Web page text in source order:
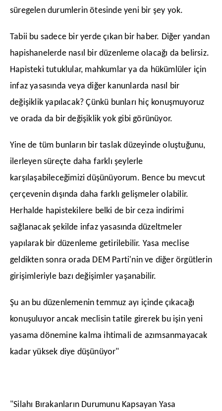
süregelen durumlerin ötesinde yeni bir şey yok.
​Tabii bu sadece bir yerde çıkan bir haber. Diğer yandan
hapishanelerde nasıl bir düzenleme olacağı da belirsiz.
Hapisteki tutuklular, mahkumlar ya da hükümlüler için
infaz yasasında veya diğer kanunlarda nasıl bir
değişiklik yapılacak? Çünkü bunları hiç konuşmuyoruz
ve orada da bir değişiklik yok gibi görünüyor.
​Yine de tüm bunların bir taslak düzeyinde oluştuğunu,
ilerleyen süreçte daha farklı şeylerle
karşılaşabileceğimizi düşünüyorum. Bence bu mevcut
çerçevenin dışında daha farklı gelişmeler olabilir.
Herhalde hapistekilere belki de bir ceza indirimi
sağlanacak şekilde infaz yasasında düzeltmeler
yapılarak bir düzenleme getirilebilir. Yasa meclise
geldikten sonra orada DEM Parti'nin ve diğer örgütlerin
girişimleriyle bazı değişimler yaşanabilir.
​Şu an bu düzenlemenin temmuz ayı içinde çıkacağı
konuşuluyor ancak meclisin tatile girerek bu işin yeni
yasama dönemine kalma ihtimali de azımsanmayacak
kadar yüksek diye düşünüyor"
"Silahı Bırakanların Durumunu Kapsayan Yasa